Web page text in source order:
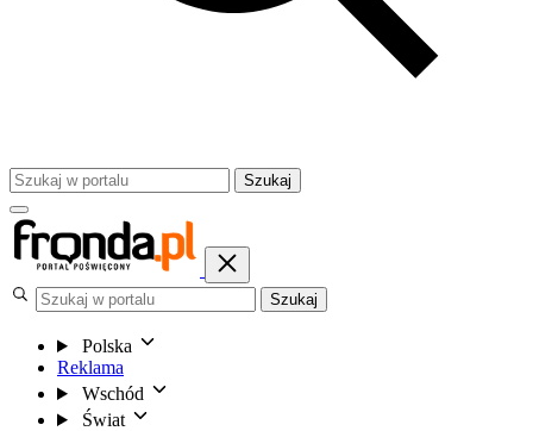
Szukaj
Szukaj
Polska
Reklama
Wschód
Świat